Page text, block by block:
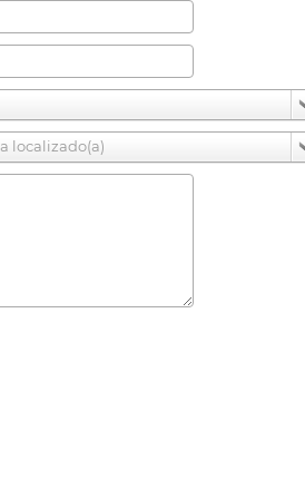
localizado(a)